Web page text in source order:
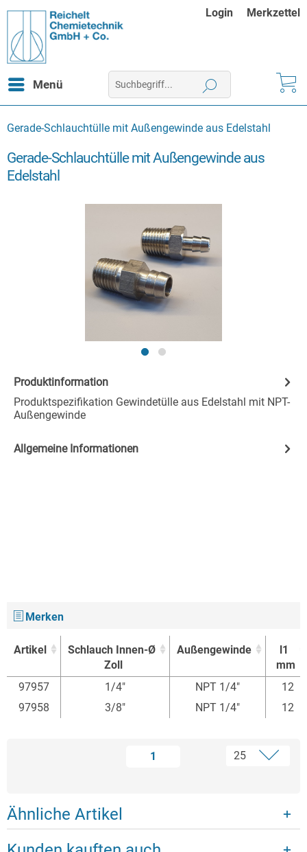
Login Merkzettel
Menü
Gerade-Schlauchtülle mit Außengewinde aus Edelstahl
Gerade-Schlauchtülle mit Außengewinde aus
Edelstahl
Produktinformation
Produktspezifikation Gewindetülle aus Edelstahl mit NPT-
Außengewinde
Allgemeine Informationen
Merken
Artikel
Schlauch Innen-Ø
Zoll
Außengewinde
l1
mm
Artikel
Schlauch Innen-Ø
Außengewinde
l1
97957 1/4" NPT 1/4"
12
97958
3/8" NPT 1/4" 12
1
Ähnliche Artikel